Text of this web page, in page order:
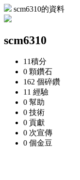
scm6310的資料
scm6310
11積分
0 顆鑽石
162 個碎鑽
11 經驗
0 幫助
0 技術
0 貢獻
0 次宣傳
0 個金豆